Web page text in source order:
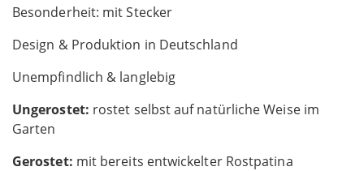
Besonderheit: mit Stecker
Design & Produktion in Deutschland
Unempfindlich & langlebig
Ungerostet: rostet selbst auf natürliche Weise im
Garten
Gerostet: mit bereits entwickelter Rostpatina
the
images
gallery